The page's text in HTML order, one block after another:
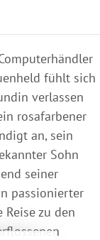
fühlt sich
verlassen
rosafarbener
an, sein
Sohn
seiner
passionierter
zu den